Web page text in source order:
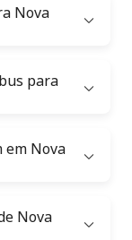
Nova
para
em Nova
Nova